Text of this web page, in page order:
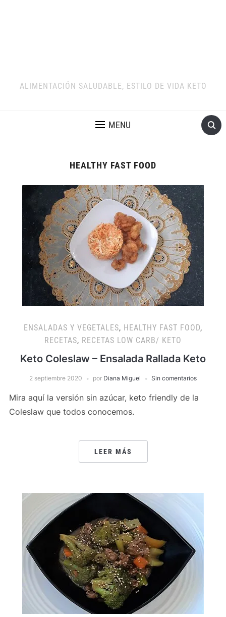
ALIMENTACIÓN SALUDABLE, ESTILO DE VIDA KETO
MENU
HEALTHY FAST FOOD
ENSALADAS Y VEGETALES, HEALTHY FAST FOOD,
RECETAS, RECETAS LOW CARB/ KETO
Keto Coleslaw – Ensalada Rallada Keto
2 septiembre 2020 por Diana Miguel Sin comentarios
Mira aquí la versión sin azúcar, keto friendly de la
Coleslaw que todos conocemos.
LEER MÁS